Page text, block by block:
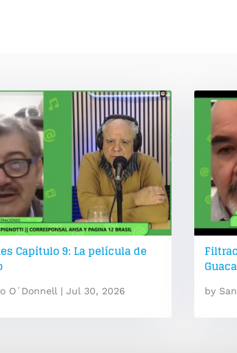
Capítulo 9: La película de
O´Donnell | Jul 30, 2026 by